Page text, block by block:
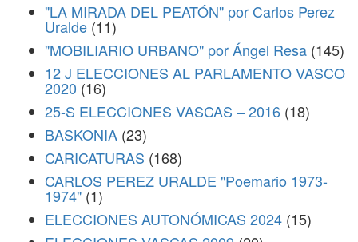
"LA MIRADA DEL PEATÓN" por Carlos Perez
Uralde (11)
"MOBILIARIO URBANO" por Ángel Resa (145)
12 J ELECCIONES AL PARLAMENTO VASCO
2020 (16)
25-S ELECCIONES VASCAS – 2016 (18)
BASKONIA (23)
CARICATURAS (168)
CARLOS PEREZ URALDE "Poemario 1973-
1974" (1)
ELECCIONES AUTONÓMICAS 2024 (15)